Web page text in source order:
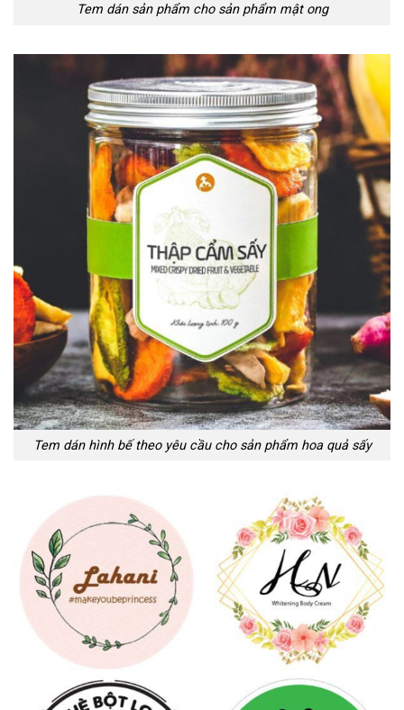
Tem dán sản phẩm cho sản phẩm mật ong
Tem dán hình bế theo yêu cầu cho sản phẩm hoa quả sấy